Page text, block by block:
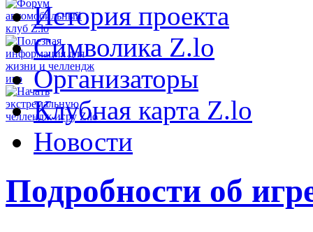
История проекта
Символика Z.lo
Организаторы
Клубная карта Z.lo
Новости
Подробности об